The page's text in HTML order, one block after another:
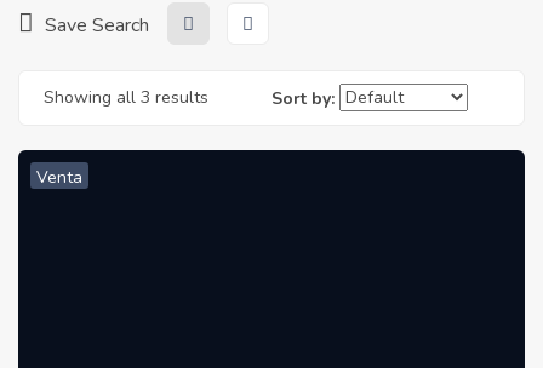
Save Search
Showing all 3 results Sort by:
Venta